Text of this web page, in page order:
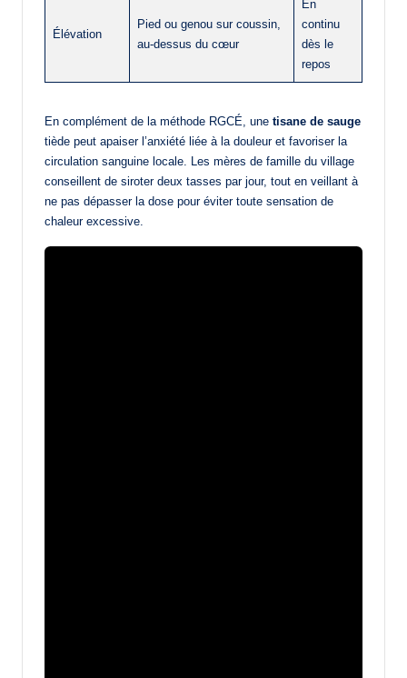
Élévation
Pied ou genou sur coussin,
au-dessus du cœur
En
continu
dès le
repos
En complément de la méthode RGCÉ, une tisane de sauge
tiède peut apaiser l’anxiété liée à la douleur et favoriser la
circulation sanguine locale. Les mères de famille du village
conseillent de siroter deux tasses par jour, tout en veillant à
ne pas dépasser la dose pour éviter toute sensation de
chaleur excessive.